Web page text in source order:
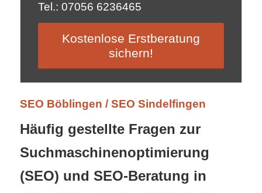
Tel.: 07056 6236465
Kostenlose Erstberatung
sichern!
SEO Böblingen / SEO Sindelfingen
Häufig gestellte Fragen zur
Suchmaschinenoptimierung
(SEO) und SEO-Beratung in